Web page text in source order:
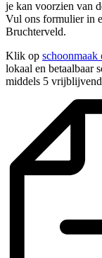
je kan voorzien van
Vul ons formulier in
Bruchterveld.
Klik op schoonmaak
lokaal en betaalbaar
middels 5